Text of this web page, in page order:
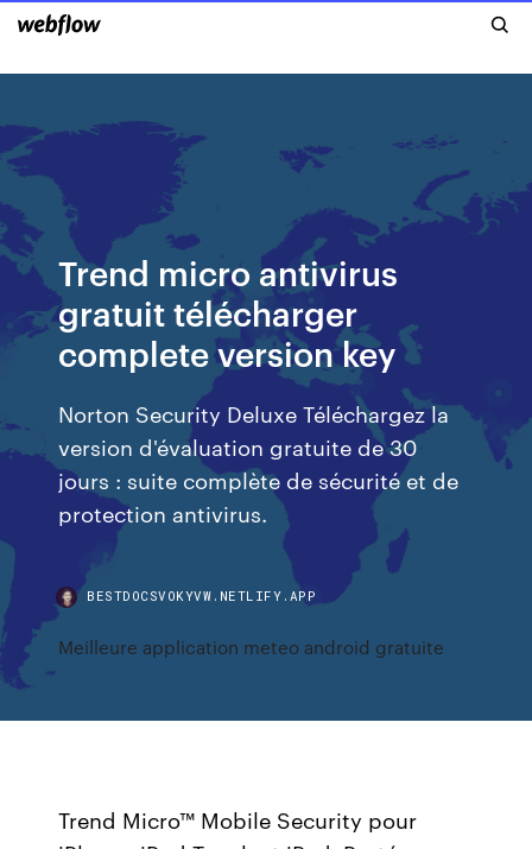
Trend micro antivirus
gratuit télécharger
complete version key
Norton Security Deluxe Téléchargez la
version d'évaluation gratuite de 30
jours : suite complète de sécurité et de
protection antivirus.
BESTDOCSVOKYVW.NETLIFY.APP
Meilleure application meteo android gratuite
Trend Micro™ Mobile Security pour